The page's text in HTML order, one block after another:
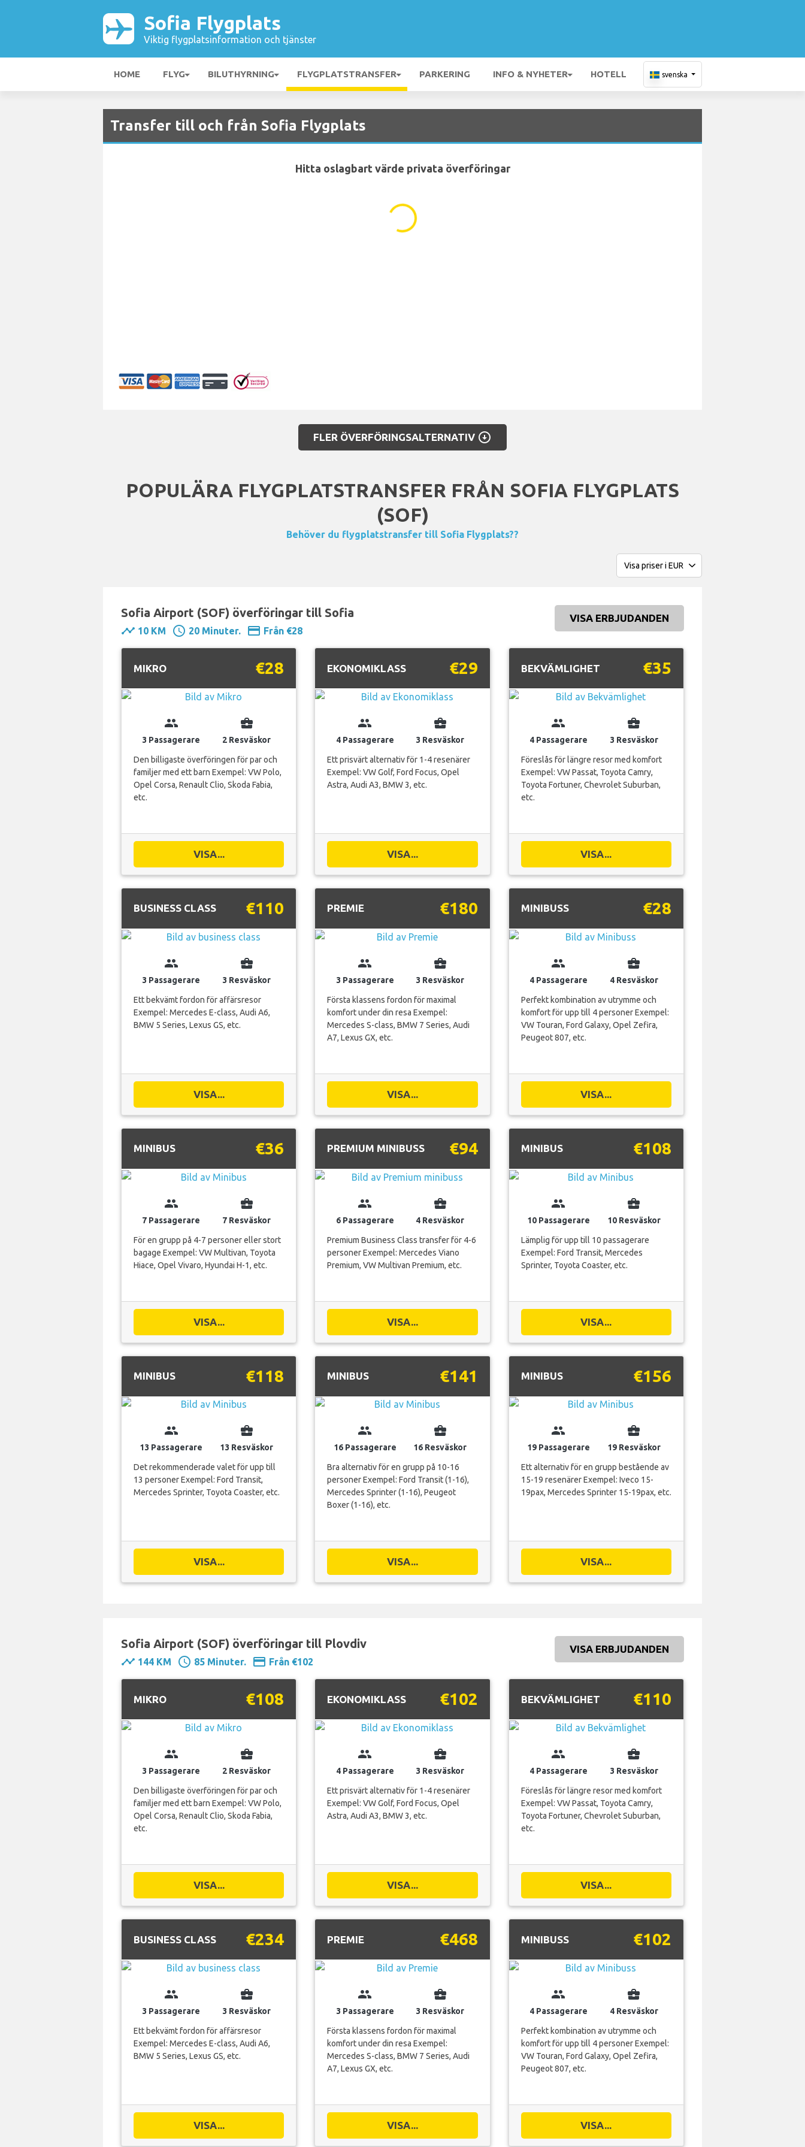
Sofia Flygplats
Viktig flygplatsinformation och tjänster
HOME FLYG BILUTHYRNING FLYGPLATSTRANSFER PARKERING INFO & NYHETER HOTELL svenska
Transfer till och från Sofia Flygplats
Hitta oslagbart värde privata överföringar
FLER ÖVERFÖRINGSALTERNATIV arrow_circle_down
POPULÄRA FLYGPLATSTRANSFER FRÅN SOFIA FLYGPLATS
(SOF)
Behöver du flygplatstransfer till Sofia Flygplats??
Sofia Airport (SOF) överföringar till Sofia
timeline 10 KM schedule 20 Minuter. payment Från €28
VISA ERBJUDANDEN
MIKRO €28
group
3 Passagerare
business_center
2 Resväskor
Den billigaste överföringen för par och
familjer med ett barn Exempel: VW Polo,
Opel Corsa, Renault Clio, Skoda Fabia,
etc.
VISA...
EKONOMIKLASS €29
group
4 Passagerare
business_center
3 Resväskor
Ett prisvärt alternativ för 1-4 resenärer
Exempel: VW Golf, Ford Focus, Opel
Astra, Audi A3, BMW 3, etc.
VISA...
BEKVÄMLIGHET €35
group
4 Passagerare
business_center
3 Resväskor
Föreslås för längre resor med komfort
Exempel: VW Passat, Toyota Camry,
Toyota Fortuner, Chevrolet Suburban,
etc.
VISA...
BUSINESS CLASS €110
group
3 Passagerare
business_center
3 Resväskor
Ett bekvämt fordon för affärsresor
Exempel: Mercedes E-class, Audi A6,
BMW 5 Series, Lexus GS, etc.
VISA...
PREMIE €180
group
3 Passagerare
business_center
3 Resväskor
Första klassens fordon för maximal
komfort under din resa Exempel:
Mercedes S-class, BMW 7 Series, Audi
A7, Lexus GX, etc.
VISA...
MINIBUSS €28
group
4 Passagerare
business_center
4 Resväskor
Perfekt kombination av utrymme och
komfort för upp till 4 personer Exempel:
VW Touran, Ford Galaxy, Opel Zefira,
Peugeot 807, etc.
VISA...
MINIBUS €36
group
7 Passagerare
business_center
7 Resväskor
För en grupp på 4-7 personer eller stort
bagage Exempel: VW Multivan, Toyota
Hiace, Opel Vivaro, Hyundai H-1, etc.
VISA...
PREMIUM MINIBUSS €94
group
6 Passagerare
business_center
4 Resväskor
Premium Business Class transfer för 4-6
personer Exempel: Mercedes Viano
Premium, VW Multivan Premium, etc.
VISA...
MINIBUS €108
group
10 Passagerare
business_center
10 Resväskor
Lämplig för upp till 10 passagerare
Exempel: Ford Transit, Mercedes
Sprinter, Toyota Coaster, etc.
VISA...
MINIBUS €118
group
13 Passagerare
business_center
13 Resväskor
Det rekommenderade valet för upp till
13 personer Exempel: Ford Transit,
Mercedes Sprinter, Toyota Coaster, etc.
VISA...
MINIBUS €141
group
16 Passagerare
business_center
16 Resväskor
Bra alternativ för en grupp på 10-16
personer Exempel: Ford Transit (1-16),
Mercedes Sprinter (1-16), Peugeot
Boxer (1-16), etc.
VISA...
MINIBUS €156
group
19 Passagerare
business_center
19 Resväskor
Ett alternativ för en grupp bestående av
15-19 resenärer Exempel: Iveco 15-
19pax, Mercedes Sprinter 15-19pax, etc.
VISA...
Sofia Airport (SOF) överföringar till Plovdiv
timeline 144 KM schedule 85 Minuter. payment Från €102
VISA ERBJUDANDEN
MIKRO €108
group
3 Passagerare
business_center
2 Resväskor
Den billigaste överföringen för par och
familjer med ett barn Exempel: VW Polo,
Opel Corsa, Renault Clio, Skoda Fabia,
etc.
VISA...
EKONOMIKLASS €102
group
4 Passagerare
business_center
3 Resväskor
Ett prisvärt alternativ för 1-4 resenärer
Exempel: VW Golf, Ford Focus, Opel
Astra, Audi A3, BMW 3, etc.
VISA...
BEKVÄMLIGHET €110
group
4 Passagerare
business_center
3 Resväskor
Föreslås för längre resor med komfort
Exempel: VW Passat, Toyota Camry,
Toyota Fortuner, Chevrolet Suburban,
etc.
VISA...
BUSINESS CLASS €234
group
3 Passagerare
business_center
3 Resväskor
Ett bekvämt fordon för affärsresor
Exempel: Mercedes E-class, Audi A6,
BMW 5 Series, Lexus GS, etc.
VISA...
PREMIE €468
group
3 Passagerare
business_center
3 Resväskor
Första klassens fordon för maximal
komfort under din resa Exempel:
Mercedes S-class, BMW 7 Series, Audi
A7, Lexus GX, etc.
VISA...
MINIBUSS €102
group
4 Passagerare
business_center
4 Resväskor
Perfekt kombination av utrymme och
komfort för upp till 4 personer Exempel:
VW Touran, Ford Galaxy, Opel Zefira,
Peugeot 807, etc.
VISA...